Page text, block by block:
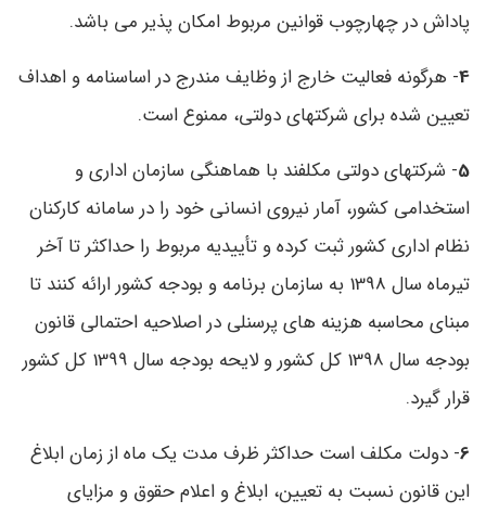
پاداش در چهارچوب قوانین مربوط امکان پذیر می باشد.
4- هرگونه فعالیت خارج از وظایف مندرج در اساسنامه و اهداف
تعیین ‌شده برای شرکتهای دولتی، ممنوع است.
5- شرکتهای دولتی مکلفند با هماهنگی سازمان اداری و
استخدامی کشور، آمار نیروی انسانی خود را در سامانه کارکنان
نظام اداری کشور ثبت کرده و تأییدیه مربوط را حداکثر تا آخر
تیرماه سال 1398 به سازمان برنامه و بودجه کشور ارائه کنند تا
مبنای محاسبه هزینه­ های پرسنلی در اصلاحیه احتمالی قانون
بودجه سال 1398 کل کشور و لایحه بودجه سال 1399 کل کشور
قرار گیرد.
6- دولت مکلف است حداکثر ظرف مدت یک­ ماه از زمان ابلاغ
این قانون نسبت به تعیین، ابلاغ و اعلام حقوق و مزایای